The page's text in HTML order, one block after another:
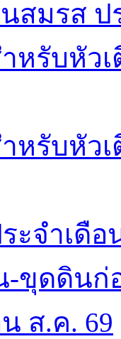
สมรส ป
หรับหัว
หรับหัว
ะจำเดือ
ขุดดินก่
ส.ค. 69